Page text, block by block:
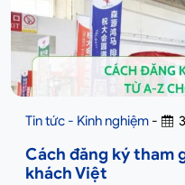
Tin tức - Kinh nghiệm -
Cách đăng ký tham
khách Việt